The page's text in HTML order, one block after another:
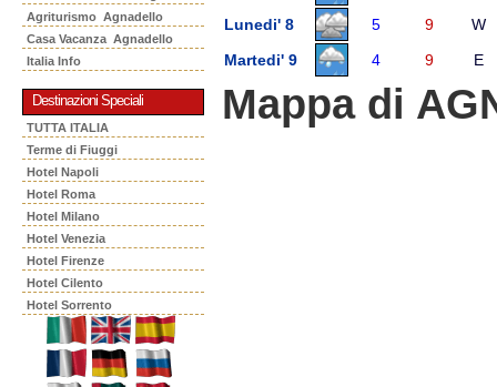
Agriturismo Agnadello
Casa Vacanza Agnadello
Italia Info
Destinazioni Speciali
TUTTA ITALIA
Terme di Fiuggi
Hotel Napoli
Hotel Roma
Hotel Milano
Hotel Venezia
Hotel Firenze
Hotel Cilento
Hotel Sorrento
Lunedi' 8
5 9
W
Martedi' 9
4 9 E
Mappa di